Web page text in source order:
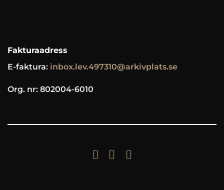
Fakturaadress
E-faktura: inbox.lev.497310@arkivplats.se
Org. nr: 802004-6010